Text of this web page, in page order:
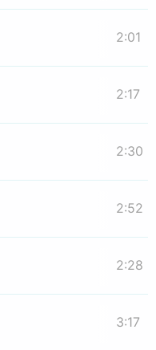
2:01
2:17
2:30
2:52
2:28
3:17